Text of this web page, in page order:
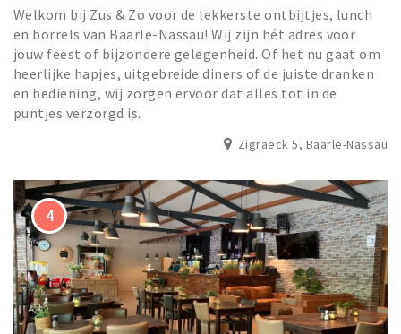
Welkom bij Zus & Zo voor de lekkerste ontbijtjes, lunch
en borrels van Baarle-Nassau! Wij zijn hét adres voor
jouw feest of bijzondere gelegenheid. Of het nu gaat om
heerlijke hapjes, uitgebreide diners of de juiste dranken
en bediening, wij zorgen ervoor dat alles tot in de
puntjes verzorgd is.
Zigraeck 5, Baarle-Nassau